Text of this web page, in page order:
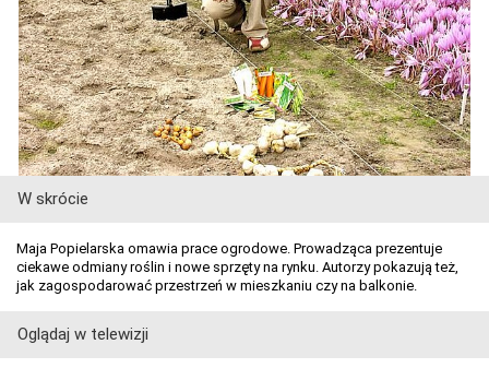
W skrócie
Maja Popielarska omawia prace ogrodowe. Prowadząca prezentuje
ciekawe odmiany roślin i nowe sprzęty na rynku. Autorzy pokazują też,
jak zagospodarować przestrzeń w mieszkaniu czy na balkonie.
Oglądaj w telewizji